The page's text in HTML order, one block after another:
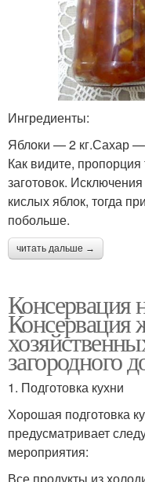
Ингредиенты:
Яблоки — 2 кг.Сахар —
Как видите,
заготовок.
кислых яблок, тогда
побольше.
читать дальше →
Консервация
загородного
1. Подготовка кухни
Хорошая подготовка
предусматривает
мероприятия:
Все продукты из